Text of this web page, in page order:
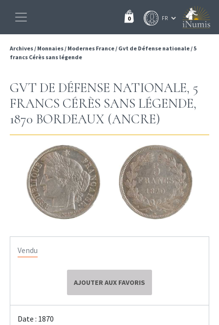
0
Archives/ Monnaies/ Modernes France/ Gvt de Défense nationale/5
francs Cérès sans légende
GVT DE DÉFENSE NATIONALE, 5
FRANCS CÉRÈS SANS LÉGENDE,
1870 BORDEAUX (ANCRE)
Vendu
AJOUTER AUX FAVORIS
Date : 1870